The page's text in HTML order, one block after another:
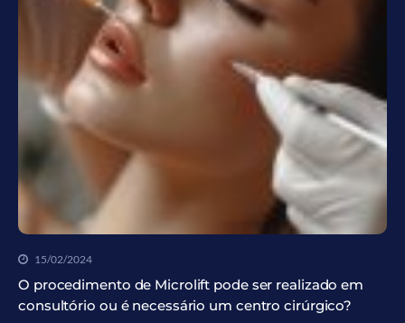
15/02/2024
O procedimento de Microlift pode ser realizado em
consultório ou é necessário um centro cirúrgico?